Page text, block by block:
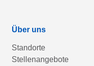
Über uns
Standorte
Stellenangebote